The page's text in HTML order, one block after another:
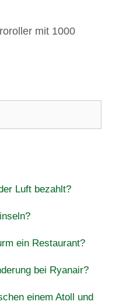
mit 1000
Luft bezahlt?
ein Restaurant?
bei Ryanair?
einem Atoll und